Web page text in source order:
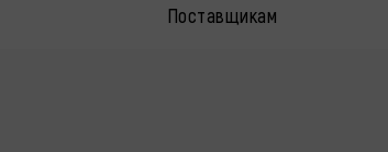
Поставщикам